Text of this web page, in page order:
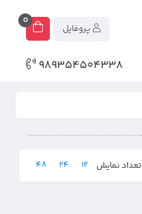
0
989354504338
تعداد نمایش 12
24
48